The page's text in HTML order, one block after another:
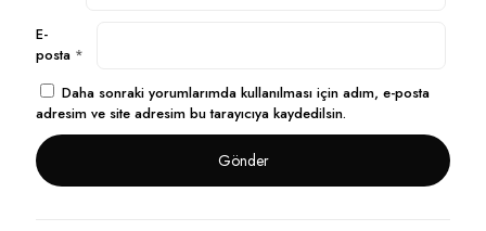
E-
posta *
Daha sonraki yorumlarımda kullanılması için adım, e-posta
adresim ve site adresim bu tarayıcıya kaydedilsin.